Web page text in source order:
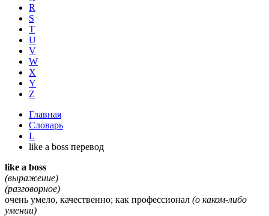
R
S
T
U
V
W
X
Y
Z
Главная
Словарь
L
like a boss перевод
like a boss
(выражение)
(разговорное)
очень умело, качественно; как профессионал (о каком-либо
умении)